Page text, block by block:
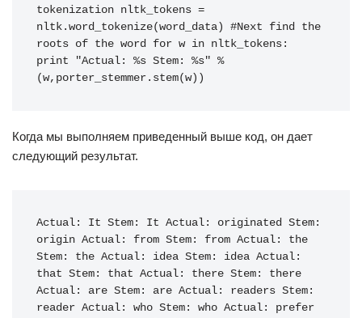
tokenization nltk_tokens =
nltk . word_tokenize( word_data )
#Next find the
roots of the word for w in nltk_tokens :
print
"Actual: %s Stem: %s" %
( w, porter_stemmer . stem( w))
Когда мы выполняем приведенный выше код, он дает
следующий результат.
Actual : It Stem : It Actual : originated Stem :
origin Actual : from Stem : from Actual :
the
Stem : the Actual : idea Stem : idea Actual :
that Stem : that Actual : there Stem :
there
Actual : are Stem : are Actual : readers Stem :
reader Actual : who Stem : who Actual :
prefer